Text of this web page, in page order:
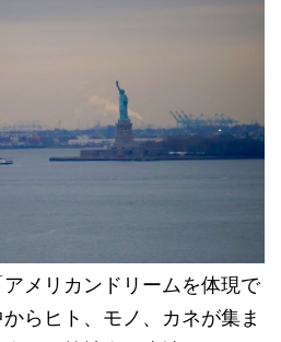
メリカンドリームを体現で
らヒト、モノ、カネが集ま